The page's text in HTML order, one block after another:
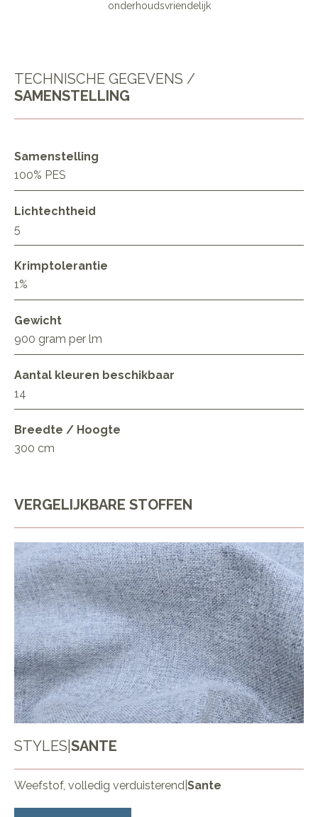
onderhoudsvriendelijk
TECHNISCHE GEGEVENS /
SAMENSTELLING
Samenstelling
100% PES
Lichtechtheid
5
Krimptolerantie
1%
Gewicht
900 gram per lm
Aantal kleuren beschikbaar
14
Breedte / Hoogte
300 cm
VERGELIJKBARE STOFFEN
STYLES SANTE
Weefstof, volledig verduisterend Sante